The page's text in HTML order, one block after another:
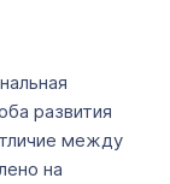
развития
между
на